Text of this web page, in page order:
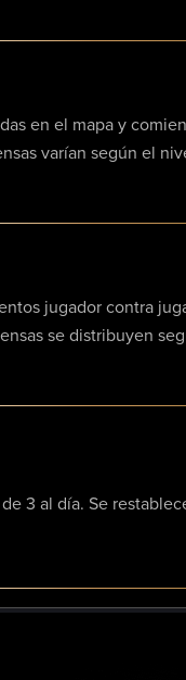
en el mapa y
varían según el
jugador contra
se distribuyen
3 al día. Se